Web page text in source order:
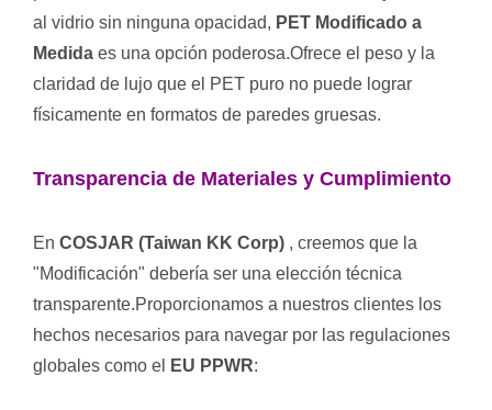
al vidrio sin ninguna opacidad, PET Modificado a
Medida es una opción poderosa.Ofrece el peso y la
claridad de lujo que el PET puro no puede lograr
físicamente en formatos de paredes gruesas.
Transparencia de Materiales y Cumplimiento
En COSJAR (Taiwan KK Corp) , creemos que la
"Modificación" debería ser una elección técnica
transparente.Proporcionamos a nuestros clientes los
hechos necesarios para navegar por las regulaciones
globales como el
EU PPWR: